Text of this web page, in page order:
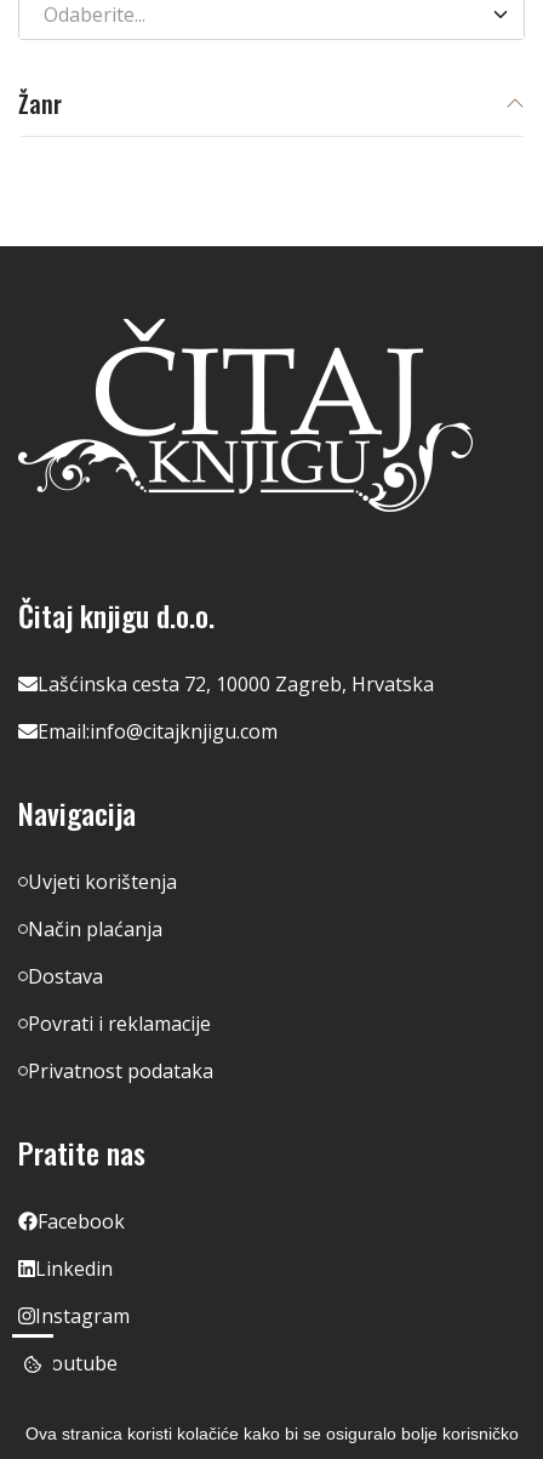
Odaberite...
Žanr
Čitaj knjigu d.o.o.
Lašćinska cesta 72, 10000 Zagreb, Hrvatska
Email:info@citajknjigu.com
Navigacija
Uvjeti korištenja
Način plaćanja
Dostava
Povrati i reklamacije
Privatnost podataka
Pratite nas
Facebook
Linkedin
Instagram
Youtube
Ova stranica koristi kolačiće kako bi se osiguralo bolje korisničko